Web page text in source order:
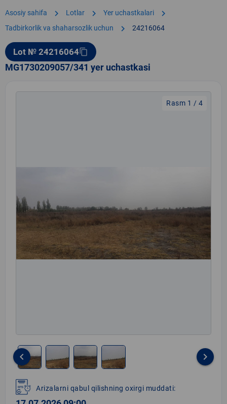
Asosiy sahifa chevron_right Lotlar chevron_right Yer uchastkalari chevron_right
Tadbirkorlik va shaharsozlik uchun chevron_right 24216064
Lot № 24216064content_copy
MG1730209057/341 yer uchastkasi
Rasm 1 / 4
1
of
keyboard_arrow_left keyboard_arrow_right
Arizalarni qabul qilishning oxirgi muddati: